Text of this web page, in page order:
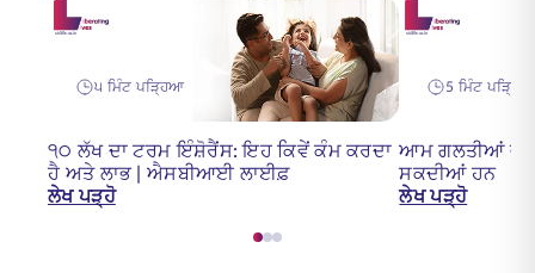
੫ ਮਿੰਟ ਪੜ੍ਹਿਆ
੧੦ ਲੱਖ ਦਾ ਟਰਮ ਇੰਸ਼ੋਰੈਂਸ: ਇਹ ਕਿਵੇਂ ਕੰਮ ਕਰਦਾ
ਹੈ ਅਤੇ ਲਾਭ | ਐਸਬੀਆਈ ਲਾਈਫ਼
ਲੇਖ ਪੜ੍ਹੋ
5 ਮਿੰਟ ਪੜ੍ਹਿਆ
ਆਮ ਗਲਤੀਆਂ ਜੋ
ਸਕਦੀਆਂ ਹਨ
ਲੇਖ ਪੜ੍ਹੋ